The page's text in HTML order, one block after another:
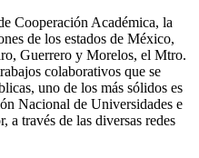
Cooperación Académica, la
de los estados de México,
Guerrero y Morelos, el Mtro.
colaborativos que se
uno de los más sólidos es
Nacional de Universidades e
a través de las diversas redes